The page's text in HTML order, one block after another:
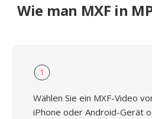
Wie man MXF in
1
Wählen Sie ein MXF-Video
iPhone oder Android-Gerät